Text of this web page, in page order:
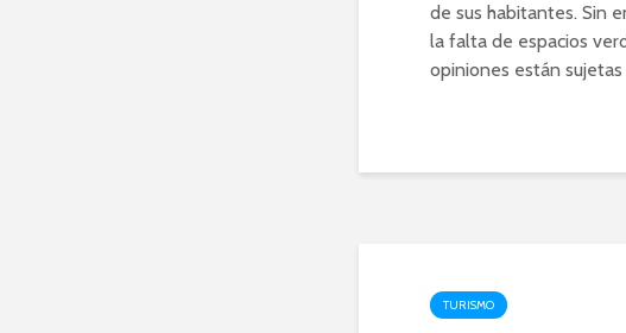
de sus habitantes. Sin
la falta de espacios
opiniones están
TURISMO